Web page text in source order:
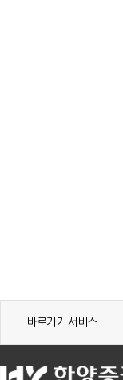
바로가기 서비스